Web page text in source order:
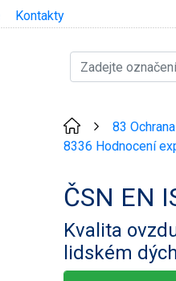
Kontakty
83
8336 Hodnocení
ČSN EN
Kvalita
lidském